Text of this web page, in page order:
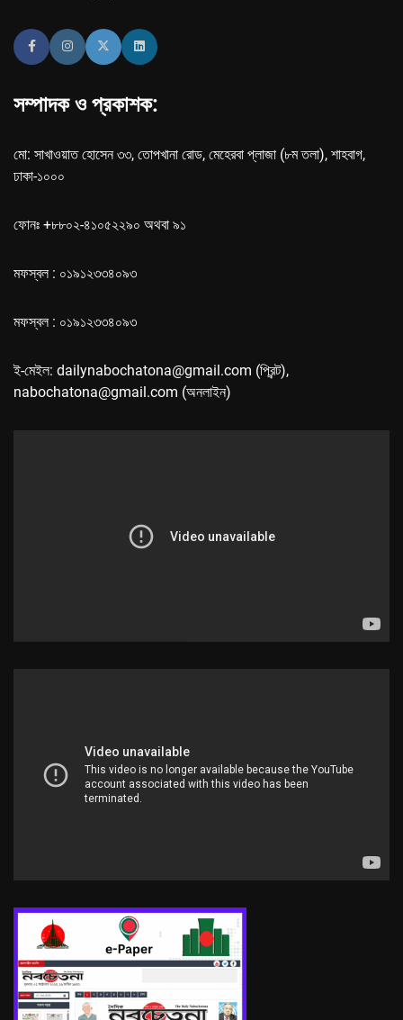
সম্পাদক ও প্রকাশক:
মো: সাখাওয়াত হোসেন ৩৩, তোপখানা রোড, মেহেরবা প্লাজা (৮ম তলা), শাহবাগ,
ঢাকা-১০০০
ফোনঃ +৮৮০২-৪১০৫২২৯০ অথবা ৯১
মফস্বল : ০১৯১২৩৩৪০৯৩
মফস্বল : ০১৯১২৩৩৪০৯৩
ই-মেইল: dailynabochatona@gmail.com (প্রিন্ট),
nabochatona@gmail.com (অনলাইন)